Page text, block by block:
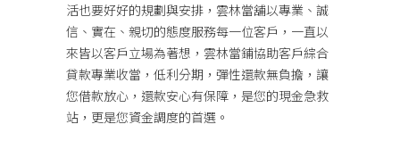
活也要好好的規劃與安排， 雲林當舖以專業、誠
信、實在、親切的態度服務每一位客戶，一直以
來皆以客戶立場為著想，雲林當鋪協助客戶綜合
貸款專業收當，低利分期，彈性還款無負擔，讓
您借款放心，還款安心有保障，是您的現金急救
站，更是您資金調度的首選。